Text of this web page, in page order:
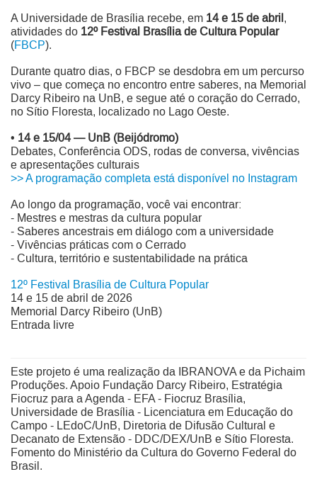
A Universidade de Brasília recebe, em 14 e 15 de abril,
atividades do 12º Festival Brasília de Cultura Popular
(FBCP).
Durante quatro dias, o FBCP se desdobra em um percurso
vivo – que começa no encontro entre saberes, na Memorial
Darcy Ribeiro na UnB, e segue até o coração do Cerrado,
no Sítio Floresta, localizado no Lago Oeste.
• 14 e 15/04 — UnB (Beijódromo)
Debates, Conferência ODS, rodas de conversa, vivências
e apresentações culturais
>> A programação completa está disponível no Instagram
Ao longo da programação, você vai encontrar:
- Mestres e mestras da cultura popular
- Saberes ancestrais em diálogo com a universidade
- Vivências práticas com o Cerrado
- Cultura, território e sustentabilidade na prática
12º Festival Brasília de Cultura Popular
14 e 15 de abril de 2026
Memorial Darcy Ribeiro (UnB)
Entrada livre
Este projeto é uma realização da IBRANOVA e da Pichaim
Produções. Apoio Fundação Darcy Ribeiro, Estratégia
Fiocruz para a Agenda - EFA - Fiocruz Brasília,
Universidade de Brasília - Licenciatura em Educação do
Campo - LEdoC/UnB, Diretoria de Difusão Cultural e
Decanato de Extensão - DDC/DEX/UnB e Sítio Floresta.
Fomento do Ministério da Cultura do Governo Federal do
Brasil.